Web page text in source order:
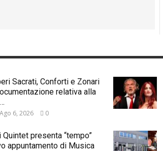
Sacrati, Conforti e Zonari
relativa alla
Ago 6, 2026 0
presenta “tempo”
appuntamento di Musica